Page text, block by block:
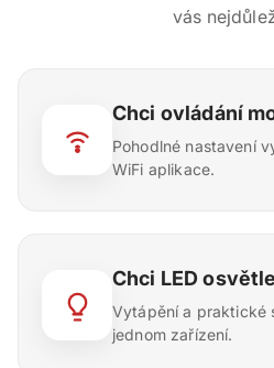
vás
Chci ovládání
Pohodlné nastavení
WiFi aplikace.
Chci LED
Vytápění a praktické
jednom zařízení.